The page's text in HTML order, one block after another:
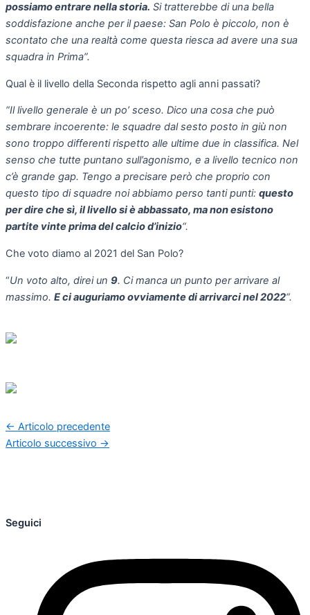
possiamo entrare nella storia. Si tratterebbe di una bella
soddisfazione anche per il paese: San Polo è piccolo, non è
scontato che una realtà come questa riesca ad avere una sua
squadra in Prima”.
Qual è il livello della Seconda rispetto agli anni passati?
“Il livello generale è un po’ sceso. Dico una cosa che può
sembrare incoerente: le squadre dal sesto posto in giù non
sono troppo differenti rispetto alle ultime due in classifica. Nel
senso che tutte puntano sull’agonismo, e a livello tecnico non
c’è grande gap. Tengo a precisare però che proprio con
questo tipo di squadre noi abbiamo perso tanti punti: questo
per dire che sì, il livello si è abbassato, ma non esistono
partite vinte prima del calcio d’inizio“.
Che voto diamo al 2021 del San Polo?
“Un voto alto, direi un 9. Ci manca un punto per arrivare al
massimo. E ci auguriamo ovviamente di arrivarci nel 2022“.
← Articolo precedente
Articolo successivo →
Seguici